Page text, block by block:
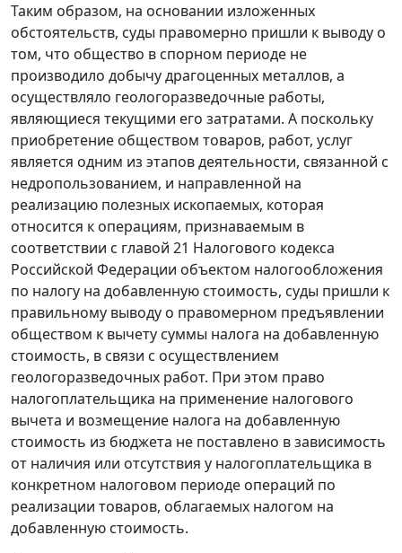
Таким образом, на основании изложенных
обстоятельств, суды правомерно пришли к выводу о
том, что общество в спорном периоде не
производило добычу драгоценных металлов, а
осуществляло геологоразведочные работы,
являющиеся текущими его затратами. А поскольку
приобретение обществом товаров, работ, услуг
является одним из этапов деятельности, связанной с
недропользованием, и направленной на
реализацию полезных ископаемых, которая
относится к операциям, признаваемым в
соответствии с главой 21 Налогового кодекса
Российской Федерации объектом налогообложения
по налогу на добавленную стоимость, суды пришли к
правильному выводу о правомерном предъявлении
обществом к вычету суммы налога на добавленную
стоимость, в связи с осуществлением
геологоразведочных работ. При этом право
налогоплательщика на применение налогового
вычета и возмещение налога на добавленную
стоимость из бюджета не поставлено в зависимость
от наличия или отсутствия у налогоплательщика в
конкретном налоговом периоде операций по
реализации товаров, облагаемых налогом на
добавленную стоимость.